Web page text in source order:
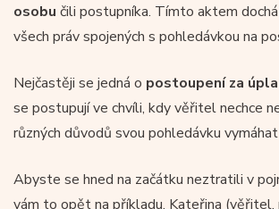
osobu čili postupníka. Tímto aktem
všech práv spojených s pohledávkou na
Nejčastěji se jedná o postoupení za
se postupují ve chvíli, kdy věřitel nechce
různých důvodů svou pohledávku
Abyste se hned na začátku neztratili v
vám to opět na příkladu. Kateřina